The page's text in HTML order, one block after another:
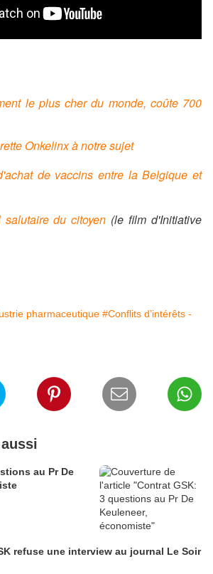
le plus cher du monde, coûte 700
Onkelinx à notre sujet
de vaccins entre la Belgique et
du citoyen (le film d'Initiative
pharmaceutique #Conflits d’intérêts -
au Pr De
refuse une interview au journal Le Soir